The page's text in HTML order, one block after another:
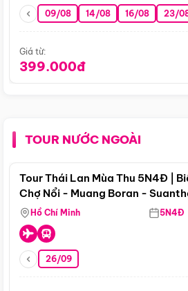
09/08 14/08 16/08 23/
Giá từ:
399.000đ
TOUR NƯỚC NGOÀI
Tour Thái Lan Mùa Thu 5N4Đ |
Chợ Nổi - Muang Boran -
Hồ Chí Minh 5N4Đ
26/09